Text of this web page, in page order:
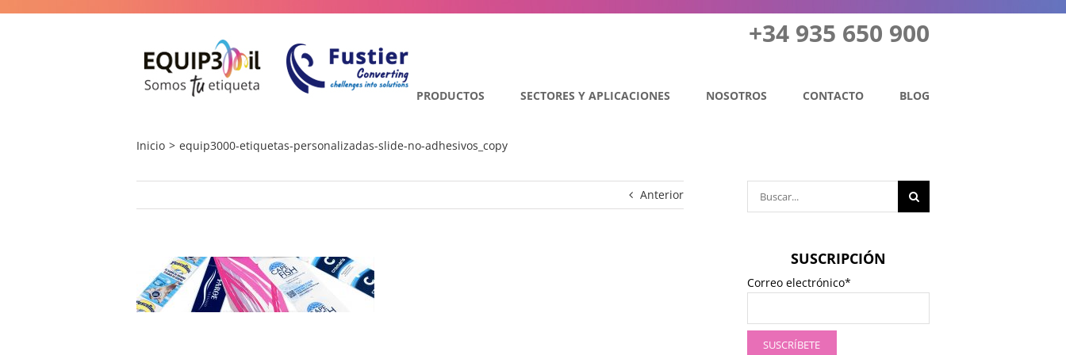
+34 935 650 900
PRODUCTOS SECTORES Y APLICACIONES NOSOTROS CONTACTO BLOG
Inicio equip3000-etiquetas-personalizadas-slide-no-adhesivos_copy
Anterior
SUSCRIPCIÓN
Correo electrónico*